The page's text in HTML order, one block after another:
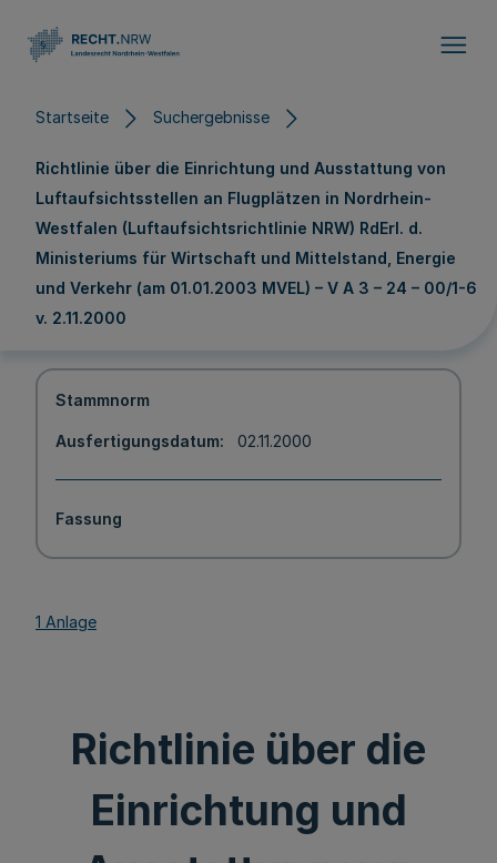
Startseite Suchergebnisse
Richtlinie über die Einrichtung und Ausstattung von
Luftaufsichtsstellen an Flugplätzen in Nordrhein-
Westfalen (Luftaufsichtsrichtlinie NRW) RdErl. d.
Ministeriums für Wirtschaft und Mittelstand, Energie
und Verkehr (am 01.01.2003 MVEL) – V A 3 – 24 – 00/1-6
v. 2.11.2000
Stammnorm
Ausfertigungsdatum 02.11.2000
Fassung
1 Anlage
Richtlinie über die
Einrichtung und